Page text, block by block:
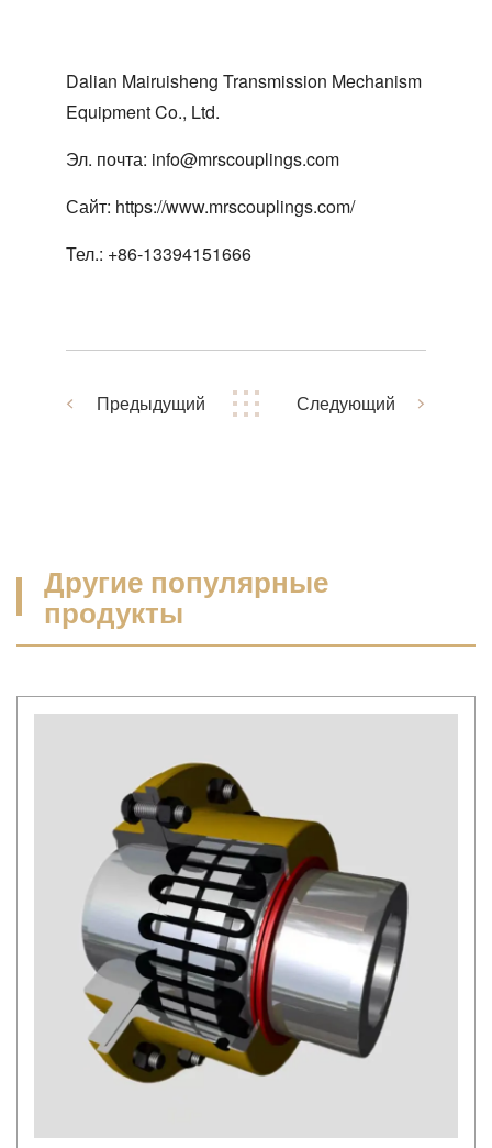
Dalian Mairuisheng Transmission Mechanism
Equipment Co., Ltd.
Эл. почта: info@mrscouplings.com
Сайт: https://www.mrscouplings.com/
Тел.: +86-13394151666
Предыдущий Следующий
Другие популярные
продукты